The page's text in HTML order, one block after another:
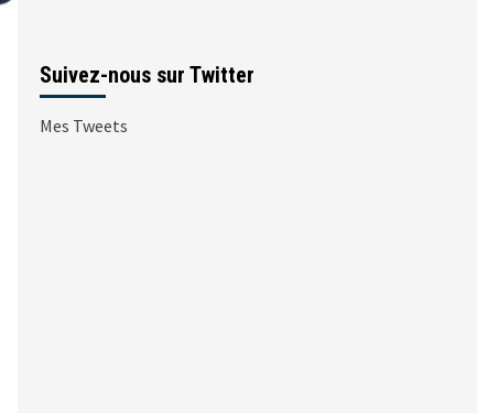
Suivez-nous sur Twitter
Mes Tweets